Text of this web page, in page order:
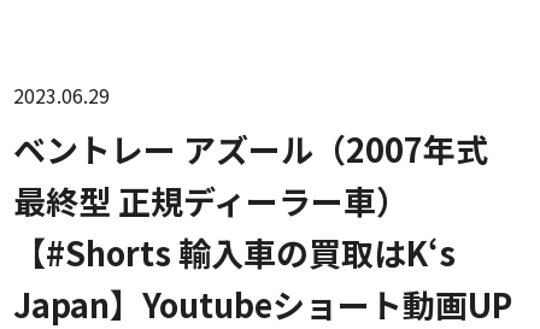
2023.06.29
ベントレー アズール（2007年式
最終型 正規ディーラー車）
【#Shorts 輸入車の買取はK‘s
Japan】Youtubeショート動画UP